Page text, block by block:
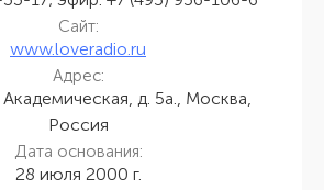
Сайт:
www.loveradio.ru
Адрес:
д. 5а., Москва,
Россия
Дата основания:
28 июля 2000 г.